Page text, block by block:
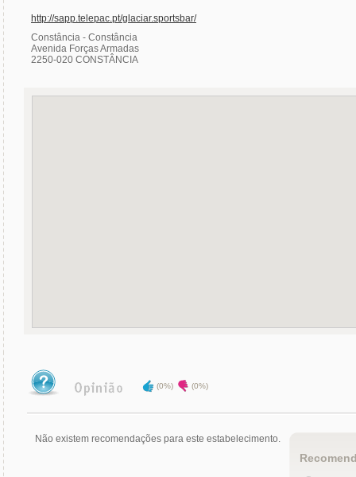
http://sapp.telepac.pt/glaciar.sportsbar/
Constância - Constância
Avenida Forças Armadas
2250-020 CONSTÂNCIA
(0%) (0%)
Não existem recomendações para este estabelecimento.